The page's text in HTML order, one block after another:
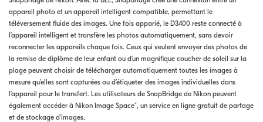
appareil photo et un appareil intelligent compatible, permettant le
téléversement fluide des images. Une fois apparié, le D3400 reste connecté à
l’appareil intelligent et transfère les photos automatiquement, sans devoir
reconnecter les appareils chaque fois. Ceux qui veulent envoyer des photos de
la remise de diplôme de leur enfant ou d’un magnifique coucher de soleil sur la
plage peuvent choisir de télécharger automatiquement toutes les images à
mesure qu’elles sont capturées ou d’étiqueter des images individuelles dans
l’appareil pour le transfert. Les utilisateurs de SnapBridge de Nikon peuvent
également accéder à Nikon Image Space⁴, un service en ligne gratuit de partage
et de stockage d’images.